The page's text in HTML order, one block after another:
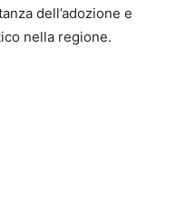
dell’adozione e
nella regione.